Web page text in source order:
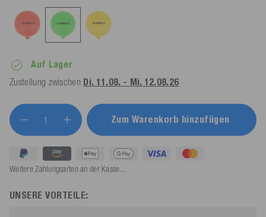
Auf Lager
Zustellung zwischen Di. 11.08. - Mi. 12.08.26
Zum Warenkorb hinzufügen
Weitere Zahlungsarten an der Kasse...
UNSERE VORTEILE: